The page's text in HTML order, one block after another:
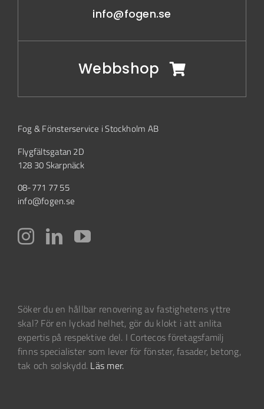
info@fogen.se
Webbshop
Fog & Fönsterservice i Stockholm AB
Flygfältsgatan 2D
128 30 Skarpnäck
08-771 77 55
info@fogen.se
Söker du en hållbar renovering av fastighetens yttre
skal? För en lyckad helhet, gör du klokt i att anlita
expertis på respektive del. I Cortecos företagsfamilj
finns specialister som lever för fönster, fasader, betong,
tak och solskydd. Läs mer.